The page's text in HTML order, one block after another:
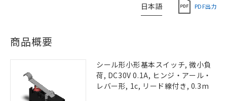
日本語 PDF出力
商品概要
シール形小形基本スイッチ, 微小負
荷, DC30V 0.1A, ヒンジ・アール・
レバー形, 1c, リード線付き, 0.3m